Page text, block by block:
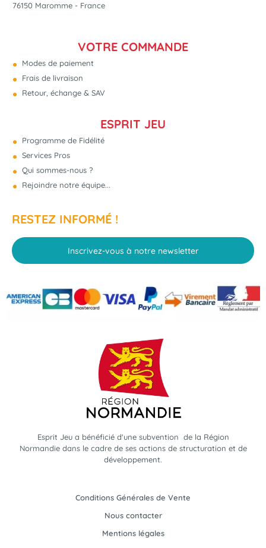
76150 Maromme - France
VOTRE COMMANDE
Modes de paiement
Frais de livraison
Retour, échange & SAV
ESPRIT JEU
Programme de Fidélité
Services Pros
Qui sommes-nous ?
Rejoindre notre équipe...
RESTEZ INFORMÉ !
Inscrivez-vous à notre newsletter
Esprit Jeu a bénéficié d'une subvention de la Région
Normandie dans le cadre de ses actions de structuration et de
développement.
Conditions Générales de Vente
Nous contacter
Mentions légales